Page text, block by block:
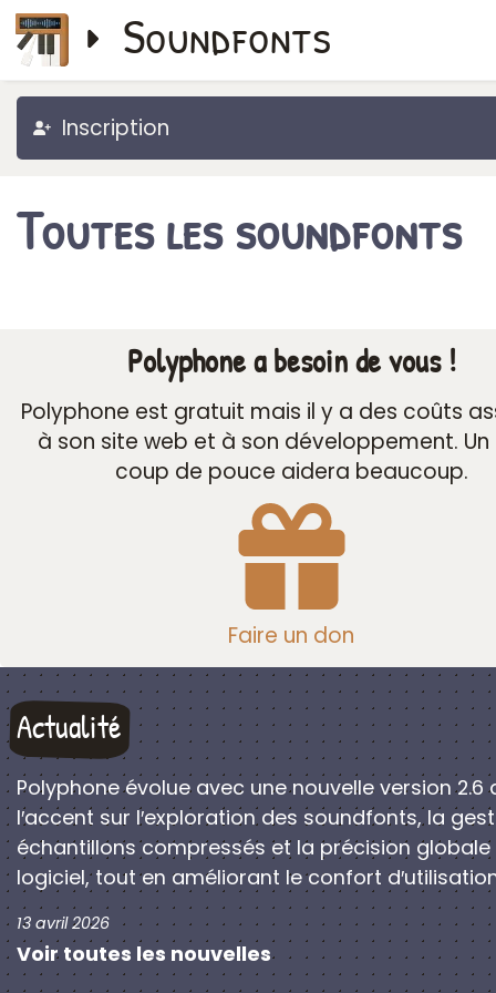
Soundfonts
Inscription
Toutes les soundfonts
Polyphone a besoin de vous !
Polyphone est gratuit mais il y a des coûts
à son site web et à son développement.
coup de pouce aidera beaucoup.
Faire un don
Actualité
Polyphone évolue avec une nouvelle version 2.6
l′accent sur l′exploration des soundfonts, la
échantillons compressés et la précision globale
logiciel, tout en améliorant le confort
13 avril 2026
Voir toutes les nouvelles